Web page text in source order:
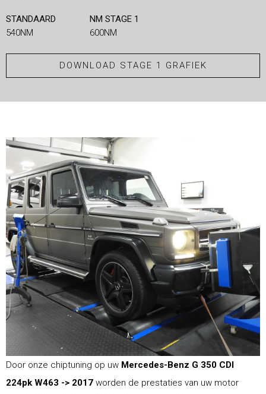
STANDAARD
540NM
NM STAGE 1
600NM
DOWNLOAD STAGE 1 GRAFIEK
Door onze chiptuning op uw Mercedes-Benz G 350 CDI
224pk W463 -> 2017 worden de prestaties van uw motor